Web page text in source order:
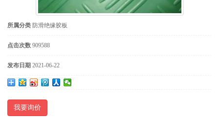
所属分类 防滑绝缘胶板
点击次数 909588
发布日期 2021-06-22
我要询价